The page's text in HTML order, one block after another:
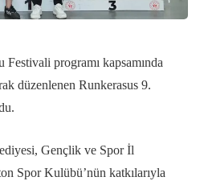
programı kapsamında
düzenlenen Runkerasus 9.
Gençlik ve Spor İl
Spor Kulübü’nün katkılarıyla